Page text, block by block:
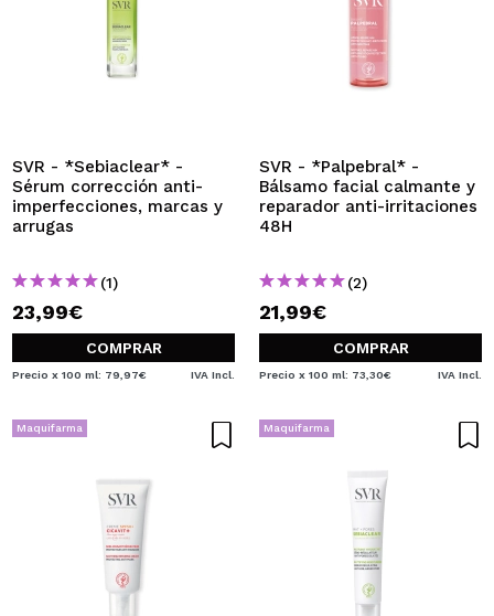
No tengo cuenta aquí
QUIERO REGISTRARME
pedidos y consultar tus operaciones anteriores.
CREAR CUENTA
SVR - *Sebiaclear* -
Sérum corrección anti-
imperfecciones, marcas y
arrugas
(1)
23,99€
COMPRAR
Precio x 100 ml: 79,97€ IVA Incl.
SVR - *Palpebral* -
Bálsamo facial calmante y
reparador anti-irritaciones
48H
(2)
21,99€
COMPRAR
Precio x 100 ml: 73,30€ IVA Incl.
Maquifarma Maquifarma